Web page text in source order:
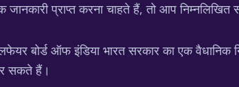
प्राप्त करना चाहते हैं, तो आप
बोर्ड ऑफ इंडिया भारत सरकार का एक वैधानिक
सकते हैं।